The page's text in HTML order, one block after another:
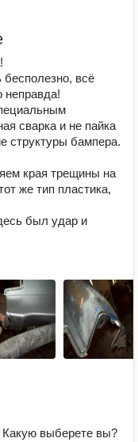
всё
неправда!
сварка и не пайка
структуры бампера.
края трещины на
же тип пластика,
был удар и
Какую выберете вы?